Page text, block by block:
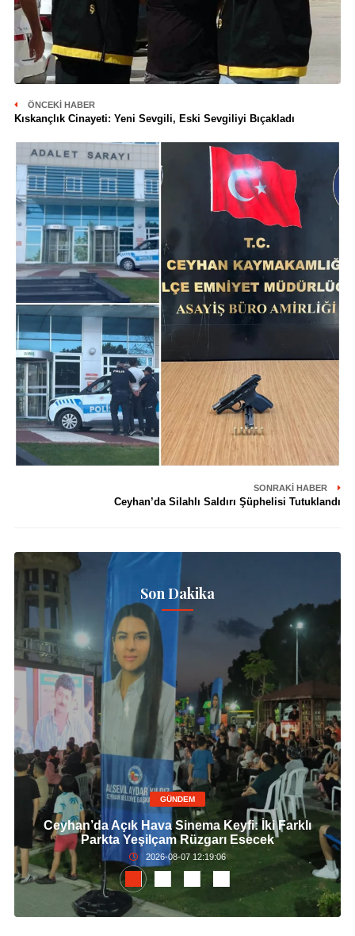
ÖNCEKI HABER
Kıskançlık Cinayeti: Yeni Sevgili, Eski Sevgiliyi Bıçakladı
SONRAKI HABER
Ceyhan’da Silahlı Saldırı Şüphelisi Tutuklandı
Son Dakika
GÜNDEM
Ceyhan’da Açık Hava Sinema Keyfi: İki Farklı
Parkta Yeşilçam Rüzgarı Esecek
2026-08-07 12:19:06